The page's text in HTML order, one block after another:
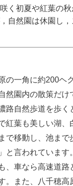
く初夏や紅葉の
自然園は休園し
の一角に約200ヘ
然園内の散策だけ
路自然歩道を歩
紅葉も美しい湖、
で移動し、池まで
と言われています
、車なら高速道
。また、八千穂高